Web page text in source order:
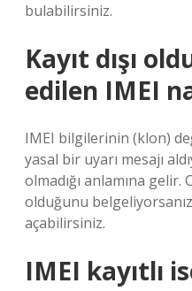
bulabilirsiniz.
Kayıt dışı
edilen IMEI
IMEI bilgilerinin (klon)
yasal bir uyarı mesajı
olmadığı anlamına gelir.
olduğunu
açabilirsiniz.
IMEI kayıtlı